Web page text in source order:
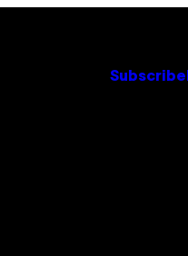
Subscribe